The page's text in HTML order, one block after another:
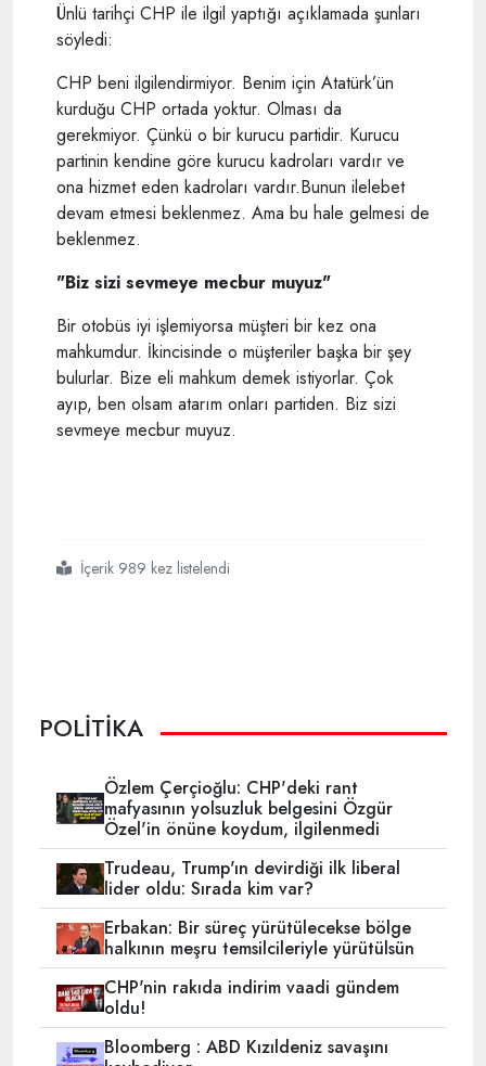
Ünlü tarihçi CHP ile ilgil yaptığı açıklamada şunları
söyledi:
CHP beni ilgilendirmiyor. Benim için Atatürk’ün
kurduğu CHP ortada yoktur. Olması da
gerekmiyor. Çünkü o bir kurucu partidir. Kurucu
partinin kendine göre kurucu kadroları vardır ve
ona hizmet eden kadroları vardır.Bunun ilelebet
devam etmesi beklenmez. Ama bu hale gelmesi de
beklenmez.
"Biz sizi sevmeye mecbur muyuz"
Bir otobüs iyi işlemiyorsa müşteri bir kez ona
mahkumdur. İkincisinde o müşteriler başka bir şey
bulurlar. Bize eli mahkum demek istiyorlar. Çok
ayıp, ben olsam atarım onları partiden. Biz sizi
sevmeye mecbur muyuz.
#ilber
#ortaylı dan
#chp
#açıklaması
İçerik 989 kez listelendi
POLİTİKA
Özlem Çerçioğlu: CHP'deki rant
mafyasının yolsuzluk belgesini Özgür
Özel'in önüne koydum, ilgilenmedi
Trudeau, Trump'ın devirdiği ilk liberal
lider oldu: Sırada kim var?
Erbakan: Bir süreç yürütülecekse bölge
halkının meşru temsilcileriyle yürütülsün
CHP'nin rakıda indirim vaadi gündem
oldu!
Bloomberg : ABD Kızıldeniz savaşını